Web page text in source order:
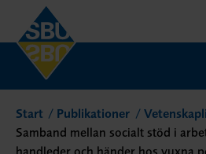
Start Publikationer
Samband mellan socialt stöd i